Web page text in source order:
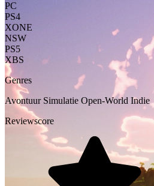
PC
PS4
XONE
NSW
PS5
XBS
Genres
Avontuur Simulatie Open-World Indie
Reviewscore